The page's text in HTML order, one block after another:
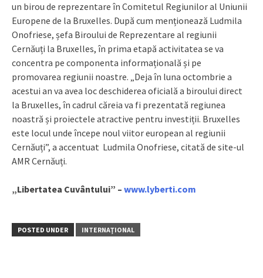
un birou de reprezentare în Comitetul Regiunilor al Uniunii
Europene de la Bruxelles. După cum menționează Ludmila
Onofriese, șefa Biroului de Reprezentare al regiunii
Cernăuți la Bruxelles, în prima etapă activitatea se va
concentra pe componenta informațională și pe
promovarea regiunii noastre. „Deja în luna octombrie a
acestui an va avea loc deschiderea oficială a biroului direct
la Bruxelles, în cadrul căreia va fi prezentată regiunea
noastră și proiectele atractive pentru investiții. Bruxelles
este locul unde începe noul viitor european al regiunii
Cernăuți”, a accentuat Ludmila Onofriese, citată de site-ul
AMR Cernăuți.
„Libertatea Cuvântului” – www.lyberti.com
POSTED UNDER INTERNAŢIONAL